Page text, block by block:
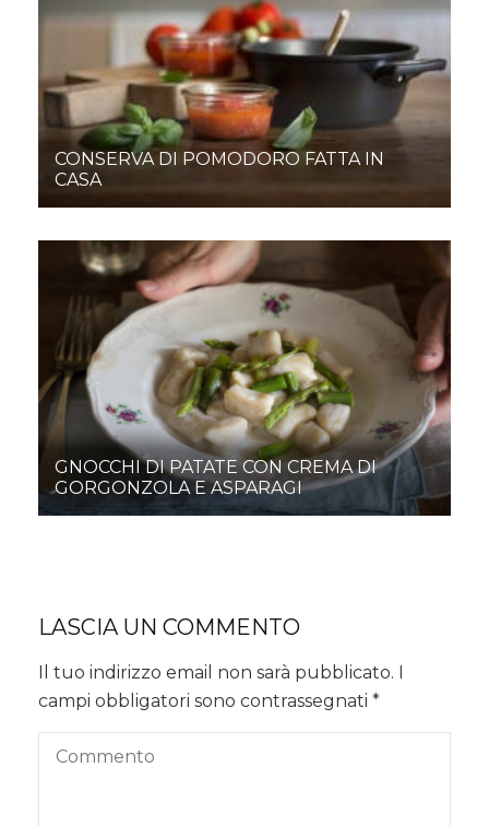
CONSERVA DI POMODORO FATTA IN
CASA
GNOCCHI DI PATATE CON CREMA DI
GORGONZOLA E ASPARAGI
LASCIA UN COMMENTO
Il tuo indirizzo email non sarà pubblicato. I
campi obbligatori sono contrassegnati *